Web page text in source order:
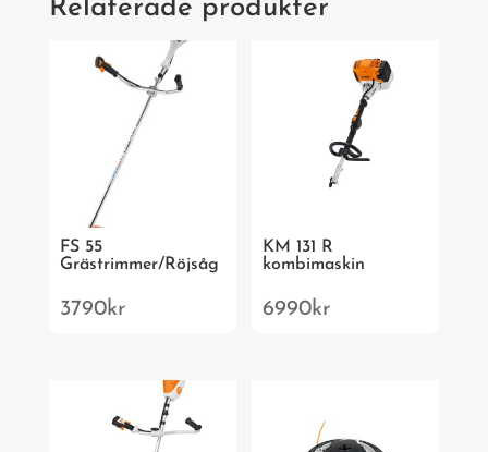
Relaterade produkter
FS 55
Grästrimmer/Röjsåg
3790kr
KM 131 R
kombimaskin
6990kr